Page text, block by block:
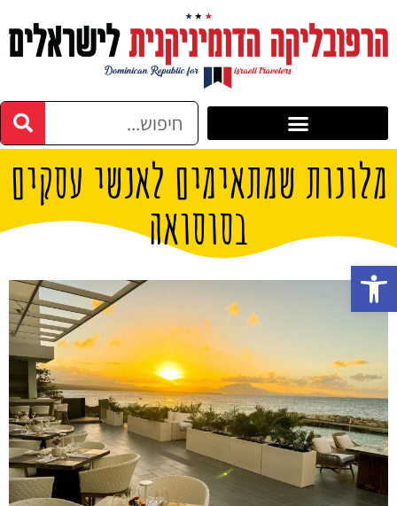
מלונות שמתאימים לאנשי עסקים
בסוסואה
פתח סרגל נגישות